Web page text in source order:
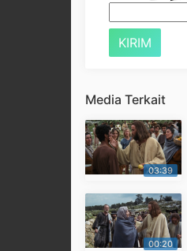
Media Terkait
03:39
00:20